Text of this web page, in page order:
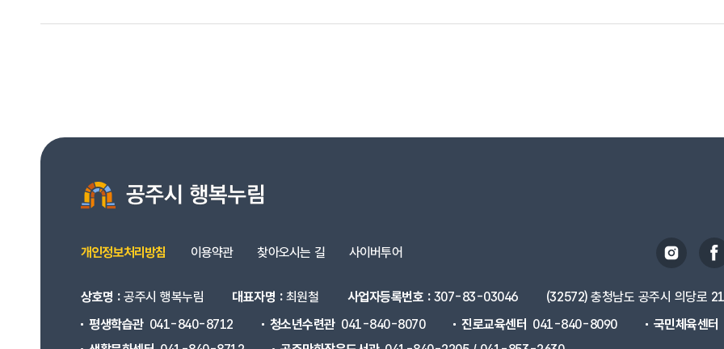
개인정보처리방침 이용약관 찾아오시는 길 사이버투어
상호명 :공주시 행복누림 대표자명 :최원철 사업자등록번호 :307-83-03046
(32572) 충청남도 공주시 의당로
평생학습관 041-840-8712 청소년수련관 041-840-8070 진로교육센터 041-840-8090 국민체육센터